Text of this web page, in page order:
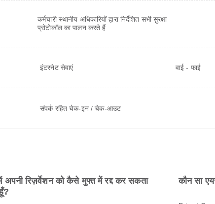
कर्मचारी स्थानीय अधिकारियों द्वारा निर्देशित सभी सुरक्षा
प्रोटोकॉल का पालन करते हैं
इंटरनेट सेवाएं वाई - फाई
संपर्क रहित चेक-इन / चेक-आउट
रिज़र्वेशन को कैसे मुफ्त में रद्द कर सकता
कौन सा